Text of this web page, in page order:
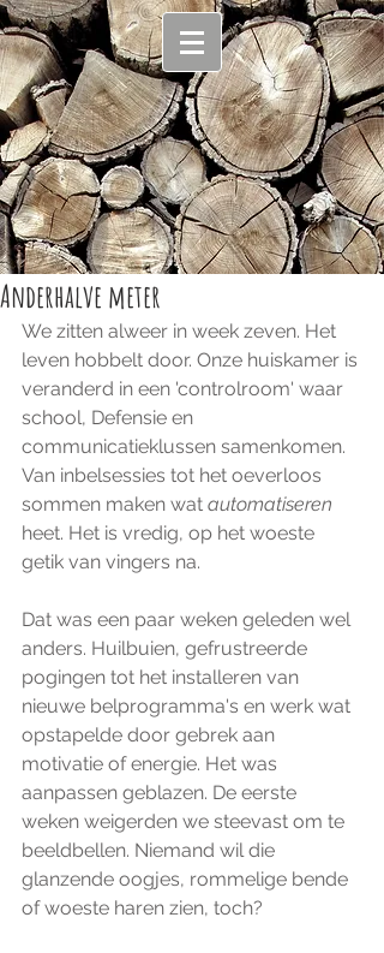
Anderhalve meter
We zitten alweer in week zeven. Het
leven hobbelt door. Onze huiskamer is
veranderd in een 'controlroom' waar
school, Defensie en
communicatieklussen samenkomen.
Van inbelsessies tot het oeverloos
sommen maken wat automatiseren
heet. Het is vredig, op het woeste
getik van vingers na.
Dat was een paar weken geleden wel
anders. Huilbuien, gefrustreerde
pogingen tot het installeren van
nieuwe belprogramma's en werk wat
opstapelde door gebrek aan
motivatie of energie. Het was
aanpassen geblazen. De eerste
weken weigerden we steevast om te
beeldbellen. Niemand wil die
glanzende oogjes, rommelige bende
of woeste haren zien, toch?